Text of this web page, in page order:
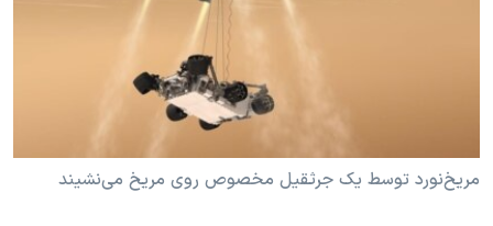
مریخ‌نورد توسط یک جرثقیل مخصوص روی مریخ می‌نشیند